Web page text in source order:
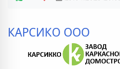
КАРСИКО ООО